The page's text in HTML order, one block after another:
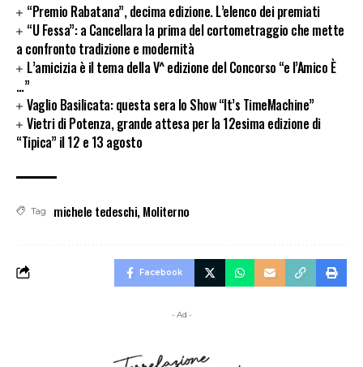
“Premio Rabatana”, decima edizione. L’elenco dei premiati
“U Fessa”: a Cancellara la prima del cortometraggio che mette
a confronto tradizione e modernità
L’amicizia è il tema della V^ edizione del Concorso “e l’Amico È
…”
Vaglio Basilicata: questa sera lo Show “It’s TimeMachine”
Vietri di Potenza, grande attesa per la 12esima edizione di
“Tipica” il 12 e 13 agosto
Tag michele tedeschi, Moliterno
Facebook
- Ad -